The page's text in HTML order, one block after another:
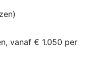
vanaf € 1.050 per